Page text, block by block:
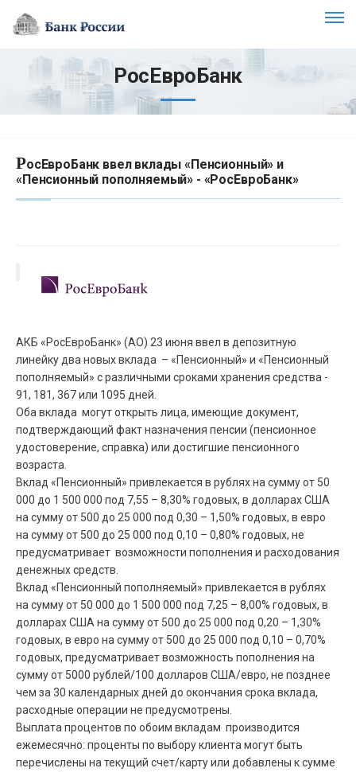
РосЕвроБанк
РосЕвроБанк ввел вклады «Пенсионный» и
«Пенсионный пополняемый» - «РосЕвроБанк»
АКБ «РосЕвроБанк» (АО) 23 июня ввел в депозитную
линейку два новых вклада – «Пенсионный» и «Пенсионный
пополняемый» с различными сроками хранения средства -
91, 181, 367 или 1095 дней.
Оба вклада могут открыть лица, имеющие документ,
подтверждающий факт назначения пенсии (пенсионное
удостоверение, справка) или достигшие пенсионного
возраста.
Вклад «Пенсионный» привлекается в рублях на сумму от 50
000 до 1 500 000 под 7,55 – 8,30% годовых, в долларах США
на сумму от 500 до 25 000 под 0,30 – 1,50% годовых, в евро
на сумму от 500 до 25 000 под 0,10 – 0,80% годовых, не
предусматривает возможности пополнения и расходования
денежных средств.
Вклад «Пенсионный пополняемый» привлекается в рублях
на сумму от 50 000 до 1 500 000 под 7,25 – 8,00% годовых, в
долларах США на сумму от 500 до 25 000 под 0,20 – 1,30%
годовых, в евро на сумму от 500 до 25 000 под 0,10 – 0,70%
годовых, предусматривает возможность пополнения на
сумму от 5000 рублей/100 долларов США/евро, не позднее
чем за 30 календарных дней до окончания срока вклада,
расходные операции не предусмотрены.
Выплата процентов по обоим вкладам производится
ежемесячно: проценты по выбору клиента могут быть
перечислены на текущий счет/карту или добавлены к сумме